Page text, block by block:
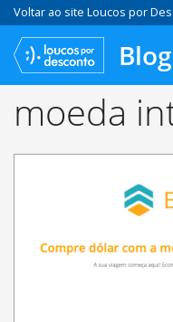
Voltar ao site Loucos por
Blog
moeda